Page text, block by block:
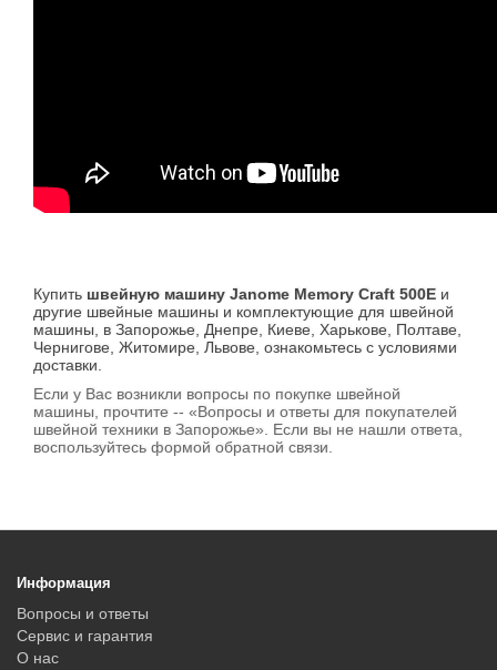
Купить швейную машину Janome Memory Craft 500E и
другие швейные машины и комплектующие для швейной
машины, в Запорожье, Днепре, Киеве, Харькове, Полтаве,
Чернигове, Житомире, Львове, ознакомьтесь с условиями
доставки.
Если у Вас возникли вопросы по покупке швейной
машины, прочтите -- «Вопросы и ответы для покупателей
швейной техники в Запорожье». Если вы не нашли ответа,
воспользуйтесь формой обратной связи.
Информация
Вопросы и ответы
Сервис и гарантия
О нас